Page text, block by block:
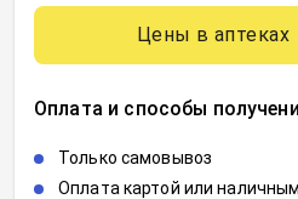
Цены в аптеках
Оплата и способы
Только самовывоз
Оплата картой или